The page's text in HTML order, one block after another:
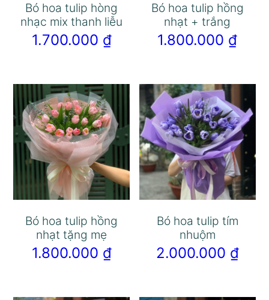
Bó hoa tulip hòng
nhạc mix thanh liễu
1.700.000 ₫
Bó hoa tulip hồng
nhạt + trắng
1.800.000 ₫
Bó hoa tulip hồng
nhạt tặng mẹ
1.800.000 ₫
Bó hoa tulip tím
nhuộm
2.000.000 ₫